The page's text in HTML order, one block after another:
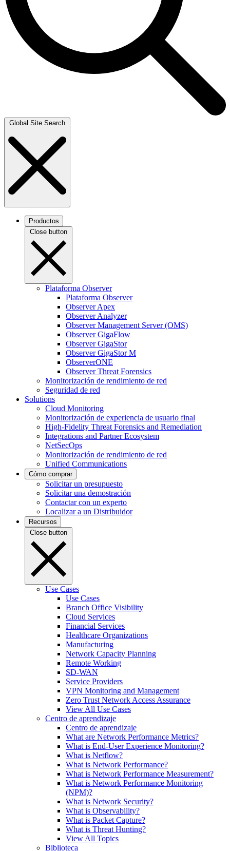
Global Site Search
Productos
Close button
Plataforma Observer
Plataforma Observer
Observer Apex
Observer Analyzer
Observer Management Server (OMS)
Observer GigaFlow
Observer GigaStor
Observer GigaStor M
ObserverONE
Observer Threat Forensics
Monitorización de rendimiento de red
Seguridad de red
Solutions
Cloud Monitoring
Monitorización de experiencia de usuario final
High-Fidelity Threat Forensics and Remediation
Integrations and Partner Ecosystem
NetSecOps
Monitorización de rendimiento de red
Unified Communications
Cómo comprar
Solicitar un presupuesto
Solicitar una demostración
Contactar con un experto
Localizar a un Distribuidor
Recursos
Close button
Use Cases
Use Cases
Branch Office Visibility
Cloud Services
Financial Services
Healthcare Organizations
Manufacturing
Network Capacity Planning
Remote Working
SD-WAN
Service Providers
VPN Monitoring and Management
Zero Trust Network Access Assurance
View All Use Cases
Centro de aprendizaje
Centro de aprendizaje
What are Network Performance Metrics?
What is End-User Experience Monitoring?
What is Netflow?
What is Network Performance?
What is Network Performance Measurement?
What is Network Performance Monitoring
(NPM)?
What is Network Security?
What is Observability?
What is Packet Capture?
What is Threat Hunting?
View All Topics
Biblioteca